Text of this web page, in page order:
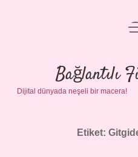
Gizlilik
Yasal
Bağlantılı
Dijital dünyada neşeli bir macera!
Etiket: